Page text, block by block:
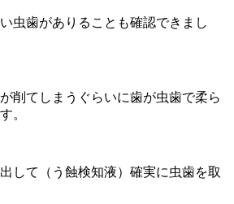
虫歯がありることも確認できまし
削てしまうぐらいに歯が虫歯で柔ら
。
して（う蝕検知液）確実に虫歯を取